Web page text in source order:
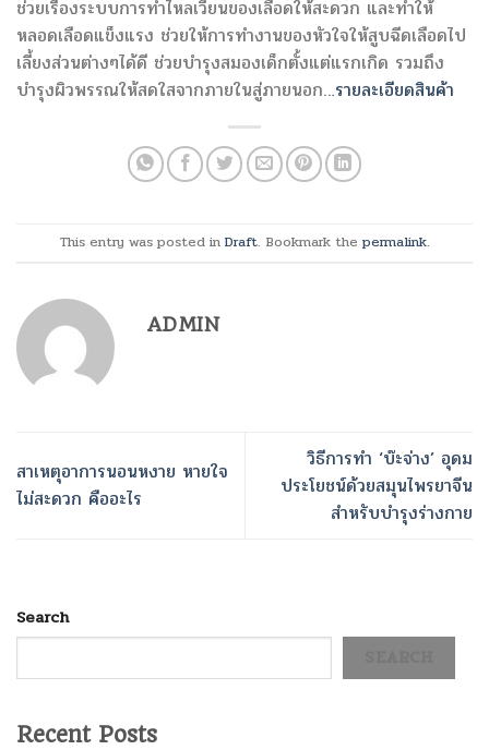
ช่วยเรื่องระบบการทำไหลเวียนของเลือดให้สะดวก และทำให้
หลอดเลือดแข็งแรง ช่วยให้การทำงานของหัวใจให้สูบฉีดเลือดไป
เลี้ยงส่วนต่างๆได้ดี ช่วยบำรุงสมองเด็กตั้งแต่แรกเกิด รวมถึง
บำรุงผิวพรรณให้สดใสจากภายในสู่ภายนอก…รายละเอียดสินค้า
This entry was posted in Draft. Bookmark the permalink.
ADMIN
สาเหตุอาการนอนหงาย หายใจ
ไม่สะดวก คืออะไร
วิธีการทำ ‘บ๊ะจ่าง’ อุดม
ประโยชน์ด้วยสมุนไพรยาจีน
สำหรับบำรุงร่างกาย
Search
Recent Posts